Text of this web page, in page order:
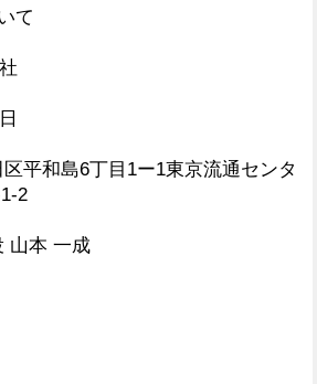
て
平和島6丁目1ー1東京流通センタ
2
山本 一成